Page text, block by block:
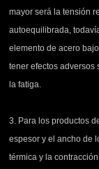
mayor será la tensión
autoequilibrada,
elemento de acero
tener efectos adversos
la fatiga.
3. Para los productos
espesor y el ancho de
térmica y la